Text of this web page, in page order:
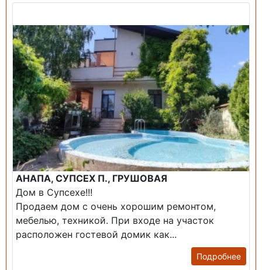
АНАПА, СУПСЕХ П., ГРУШОВАЯ
Дом в Супсехе!!!
Продаем дом с очень хорошим ремонтом,
мебелью, техникой. При входе на участок
расположен гостевой домик как...
Подробнее